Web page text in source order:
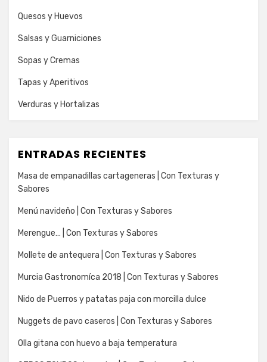
Quesos y Huevos
Salsas y Guarniciones
Sopas y Cremas
Tapas y Aperitivos
Verduras y Hortalizas
ENTRADAS RECIENTES
Masa de empanadillas cartageneras | Con Texturas y
Sabores
Menú navideño | Con Texturas y Sabores
Merengue… | Con Texturas y Sabores
Mollete de antequera | Con Texturas y Sabores
Murcia Gastronomíca 2018 | Con Texturas y Sabores
Nido de Puerros y patatas paja con morcilla dulce
Nuggets de pavo caseros | Con Texturas y Sabores
Olla gitana con huevo a baja temperatura